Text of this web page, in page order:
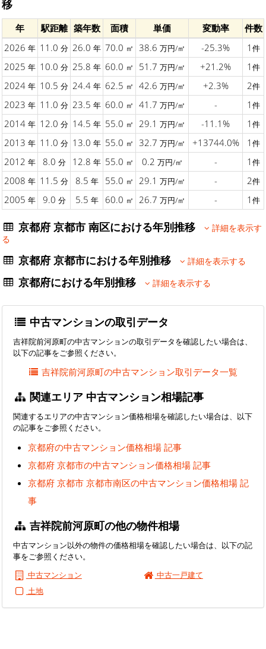
移
年 駅距離 築年数 面積 単価 変動率
件数
2026 年 11.0 分 26.0 年 70.0 ㎡ 38.6 万円/㎡ -25.3% 1 件
2025 年 10.0 分 25.8 年 60.0 ㎡ 51.7 万円/㎡ +21.2% 1 件
2024 年 10.5 分 24.4 年 62.5 ㎡ 42.6 万円/㎡ +2.3% 2件
2023 年 11.0 分 23.5 年 60.0 ㎡ 41.7 万円/㎡ - 1 件
2014 年 12.0 分 14.5 年 55.0 ㎡ 29.1 万円/㎡ -11.1% 1 件
2013 年 11.0 分 13.0 年 55.0 ㎡ 32.7 万円/㎡ +13744.0% 1 件
2012 年 8.0 分 12.8 年 55.0 ㎡ 0.2 万円/㎡ - 1 件
2008 年 11.5 分 8.5 年 55.0 ㎡ 29.1 万円/㎡ - 2件
2005 年 9.0 分 5.5 年 60.0 ㎡ 26.7 万円/㎡ - 1 件
京都府 京都市 南区における年別推移
詳細を表示す
る
京都府 京都市における年別推移 詳細を表示する
京都府における年別推移 詳細を表示する
中古マンションの取引データ
吉祥院前河原町の中古マンションの取引データを確認したい場合は、
以下の記事をご参照ください。
吉祥院前河原町の中古マンション取引データ一覧
関連エリア 中古マンション相場記事
関連するエリアの中古マンション価格相場を確認したい場合は、以下
の記事をご参照ください。
京都府の中古マンション価格相場 記事
京都府 京都市の中古マンション価格相場 記事
京都府 京都市 京都市南区の中古マンション価格相場 記
事
吉祥院前河原町の他の物件相場
中古マンション以外の物件の価格相場を確認したい場合は、以下の記
事をご参照ください。
中古マンション
中古一戸建て
土地